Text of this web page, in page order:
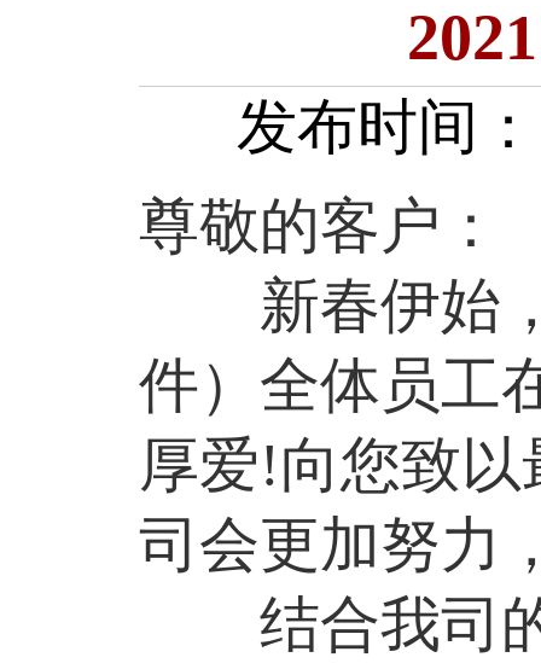
发布时间
尊敬的客户：
新春伊始，
件）全体员工
厚爱!向您致
司会更加努力
结合我司的